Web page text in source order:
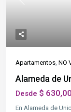
Apartamentos, NO
Alameda de
Desde $
En Alameda de